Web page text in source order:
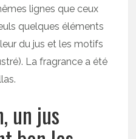
lignes que ceux
quelques éléments
du jus et les motifs
La fragrance a été
un jus